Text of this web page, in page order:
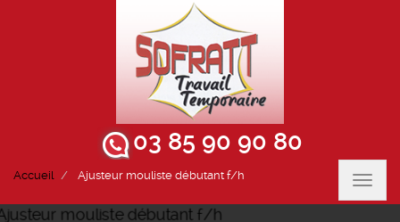
03 85 90 90 80
Accueil Ajusteur mouliste débutant f/h